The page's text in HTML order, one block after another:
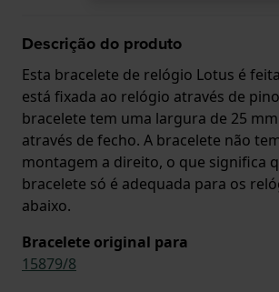
Descrição do produto
Esta bracelete de relógio Lotus é
está fixada ao relógio através de
bracelete tem uma largura de 25
através de fecho. A bracelete não
montagem a direito, o que significa
bracelete só é adequada para os
abaixo.
Bracelete original para
15879/8